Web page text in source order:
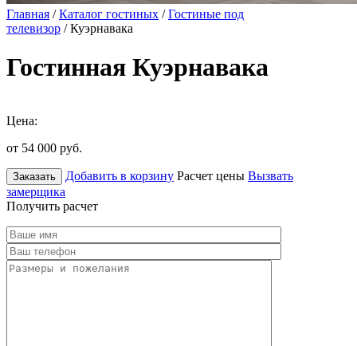
Главная /Каталог гостиных /Гостиные под
телевизор / Куэрнавака
Гостинная Куэрнавака
Цена:
от 54 000 руб.
Заказать Добавить в корзину Расчет цены Вызвать
замерщика
Получить расчет